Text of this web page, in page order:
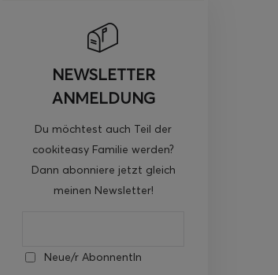
NEWSLETTER
ANMELDUNG
Du möchtest auch Teil der
cookiteasy Familie werden?
Dann abonniere jetzt gleich
meinen Newsletter!
Neue/r AbonnentIn